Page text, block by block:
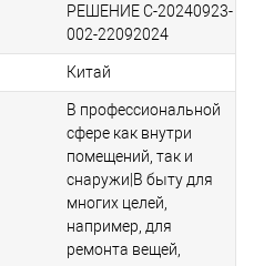
РЕШЕНИЕ С-20240923-
002-22092024
Китай
В профессиональной
сфере как внутри
помещений, так и
снаружи|В быту для
многих целей,
например, для
ремонта вещей,